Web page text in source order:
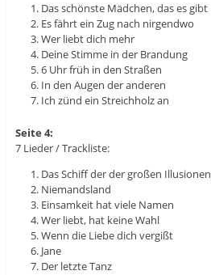
Das schönste Mädchen, das es gibt
Es fährt ein Zug nach nirgendwo
Wer liebt dich mehr
Deine Stimme in der Brandung
6 Uhr früh in den Straßen
In den Augen der anderen
Ich zünd ein Streichholz an
Seite 4:
7 Lieder / Trackliste:
Das Schiff der der großen Illusionen
Niemandsland
Einsamkeit hat viele Namen
Wer liebt, hat keine Wahl
Wenn die Liebe dich vergißt
Jane
Der letzte Tanz